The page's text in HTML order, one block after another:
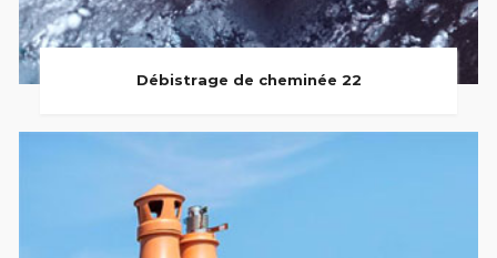
Débistrage de cheminée 22